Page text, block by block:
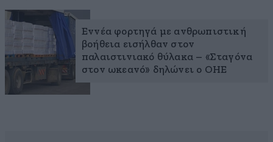
Εννέα φορτηγά με ανθρωπιστική
βοήθεια εισήλθαν στον
παλαιστινιακό θύλακα – «Σταγόνα
στον ωκεανό» δηλώνει ο ΟΗΕ